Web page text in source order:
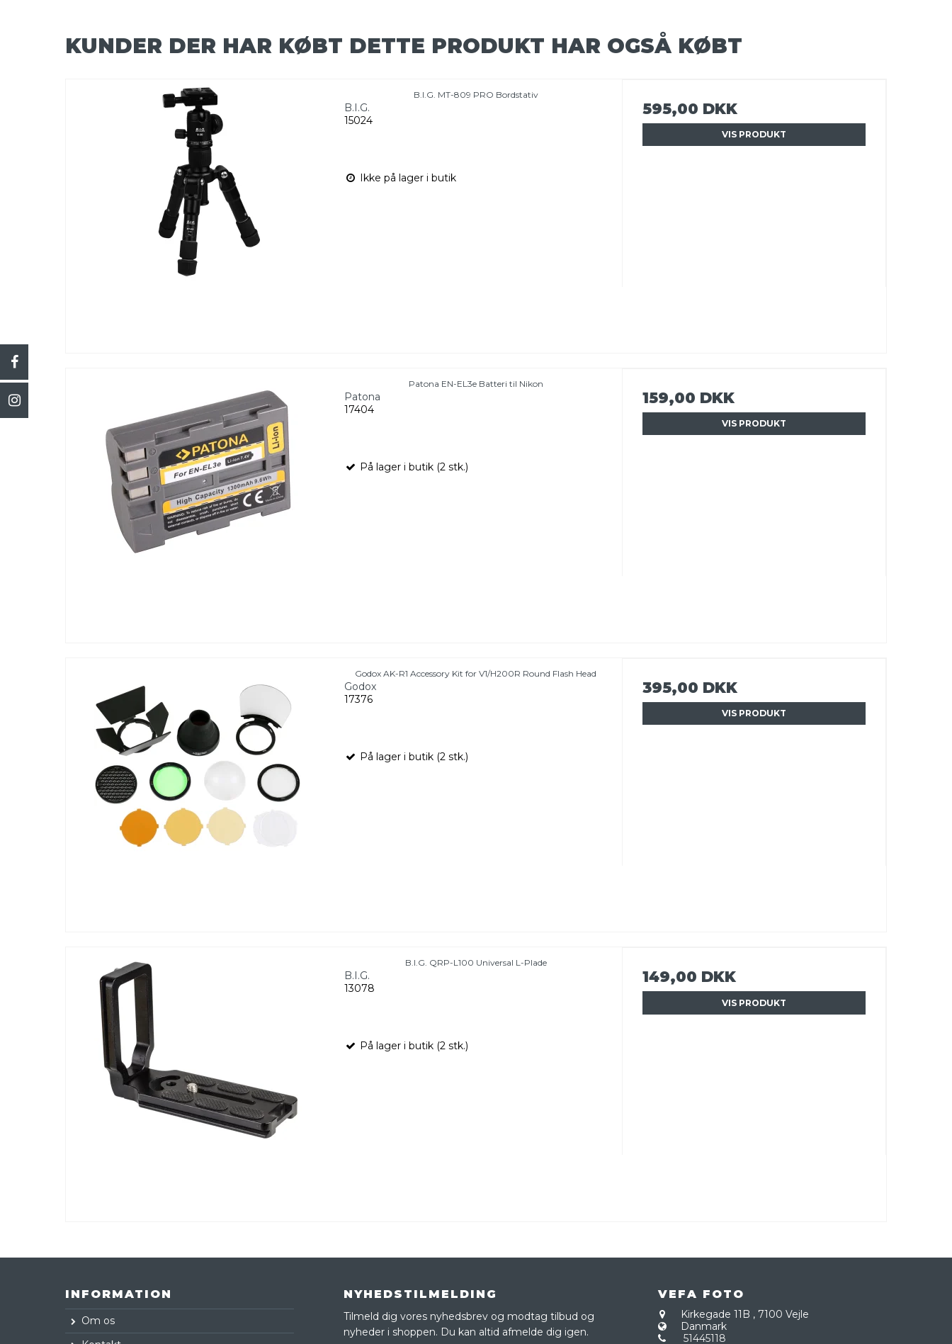
KUNDER DER HAR KØBT DETTE PRODUKT HAR OGSÅ KØBT
B.I.G. MT-809 PRO Bordstativ
B.I.G.
15024
Ikke på lager i butik
595,00 DKK
VIS PRODUKT
Patona EN-EL3e Batteri til Nikon
Patona
17404
På lager i butik (2 stk.)
159,00 DKK
VIS PRODUKT
Godox AK-R1 Accessory Kit for V1/H200R Round Flash Head
Godox
17376
På lager i butik (2 stk.)
395,00 DKK
VIS PRODUKT
B.I.G. QRP-L100 Universal L-Plade
B.I.G.
13078
På lager i butik (2 stk.)
149,00 DKK
VIS PRODUKT
INFORMATION
Om os
NYHEDSTILMELDING
Tilmeld dig vores nyhedsbrev og modtag tilbud og
nyheder i shoppen. Du kan altid afmelde dig igen.
VEFA FOTO
Kirkegade 11B ,7100 Vejle
Danmark
51445118